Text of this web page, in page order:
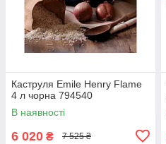
Каструля Emile Henry Flame
4 л чорна 794540
В наявності
6 020 ₴ 7 525 ₴